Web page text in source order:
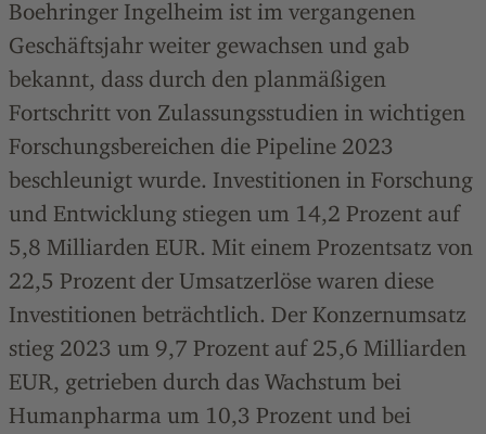
Boehringer Ingelheim ist im vergangenen
Geschäftsjahr weiter gewachsen und gab
bekannt, dass durch den planmäßigen
Fortschritt von Zulassungsstudien in wichtigen
Forschungsbereichen die Pipeline 2023
beschleunigt wurde. Investitionen in Forschung
und Entwicklung stiegen um 14,2 Prozent auf
5,8 Milliarden EUR. Mit einem Prozentsatz von
22,5 Prozent der Umsatzerlöse waren diese
Investitionen beträchtlich. Der Konzernumsatz
stieg 2023 um 9,7 Prozent auf 25,6 Milliarden
EUR, getrieben durch das Wachstum bei
Humanpharma um 10,3 Prozent und bei